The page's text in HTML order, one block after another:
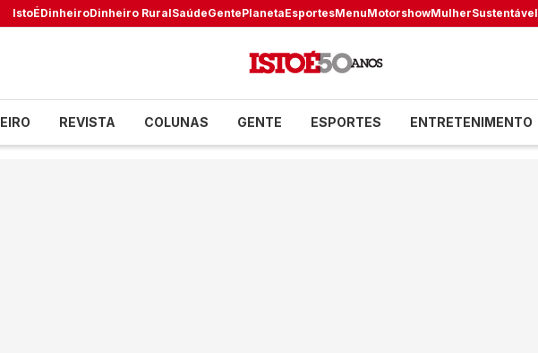
IstoÉDinheiroDinheiro RuralSaúdeGentePlanetaEsportesMenuMotorshowMulherSustentável
REVISTA COLUNAS GENTE ESPORTES ENTRETENIMENTO